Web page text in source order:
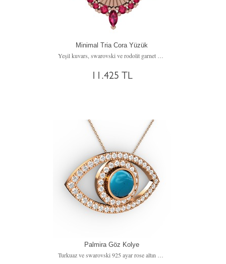
Minimal Tria Cora Yüzük
11.425 TL
Palmira Göz Kolye